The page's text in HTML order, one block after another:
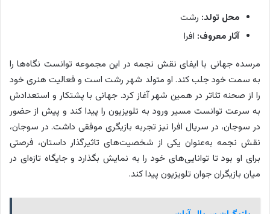
ن
د
ا
ن
س
ر
ی
ا
محل تولد: رشت
آثار معروف: افرا
مرسده جهانی با ایفای نقش نجمه در این مجموعه توانست نگاه‌ها را
به سمت خود جلب کند. او متولد شهر رشت است و فعالیت هنری خود
را از صحنه تئاتر در همین شهر آغاز کرد. جهانی با پشتکار و استعدادش
به سرعت توانست مسیر ورود به تلویزیون را پیدا کند و پیش از حضور
در سوجان، در سریال افرا نیز تجربه بازیگری موفقی داشت. در سوجان،
نقش نجمه به‌عنوان یکی از شخصیت‌های تاثیرگذار داستان، فرصتی
برای او بود تا توانایی‌های خود را به نمایش بگذارد و جایگاه تازه‌ای در
میان بازیگران جوان تلویزیون پیدا کند.